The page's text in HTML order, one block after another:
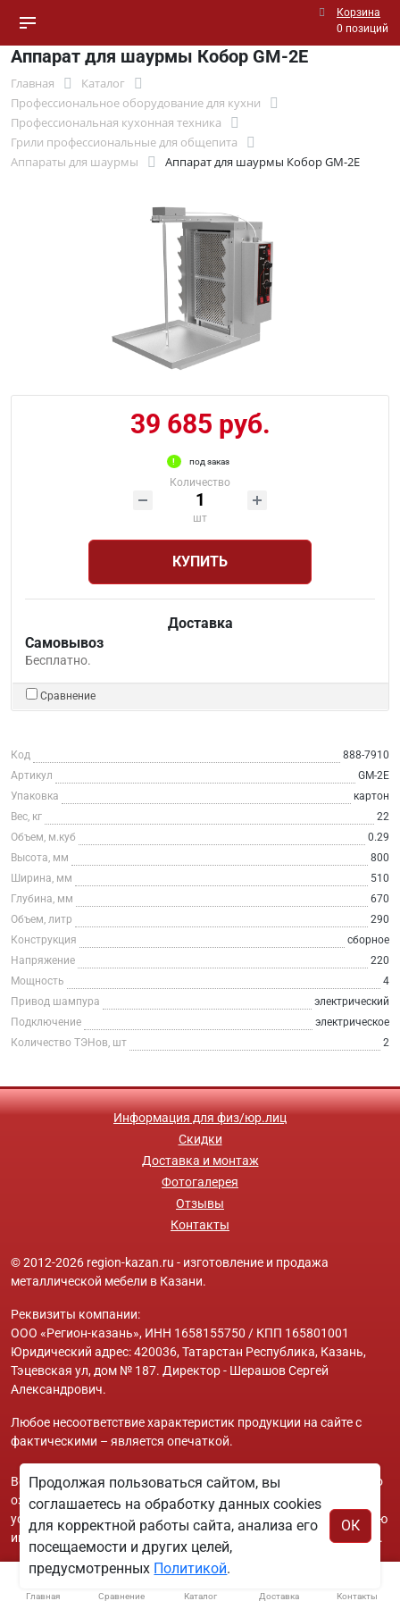
Корзина
0 позиций
Аппарат для шаурмы Кобор GM-2Е
Главная
Каталог
Профессиональное оборудование для кухни
Профессиональная кухонная техника
Грили профессиональные для общепита
Аппараты для шаурмы
Аппарат для шаурмы Кобор GM-2Е
39 685 руб.
под заказ
Количество
шт
КУПИТЬ
Доставка
Самовывоз
Бесплатно.
Сравнение
Код
888-7910
Артикул
GM-2Е
Упаковка
картон
Вес, кг
22
Объем, м.куб
0.29
Высота, мм
800
Ширина, мм
510
Глубина, мм
670
Объем, литр
290
Конструкция
сборное
Напряжение
220
Мощность
4
Привод шампура
электрический
Подключение
электрическое
Количество ТЭНов, шт
2
Информация для физ/юр.лиц
Скидки
Доставка и монтаж
Фотогалерея
Отзывы
Контакты
© 2012-2026 region-kazan.ru - изготовление и продажа
металлической мебели в Казани.
Реквизиты компании:
ООО «Регион-казань», ИНН 1658155750 / КПП 165801001
Юридический адрес: 420036, Татарстан Республика, Казань,
Тэцевская ул, дом № 187. Директор - Шерашов Сергей
Александрович.
Любое несоответствие характеристик продукции на сайте с
фактическими – является опечаткой.
Вся информация на сайте region-kazan.ru носит исключительно
ознакомительный и справочный характер и ни при каких
условиях не является публичной офертой. Всю дополнительную
информацию можно узнать по телефонам указанным на сайте.
Главная Сравнение Каталог Доставка Контакты
Продолжая пользоваться сайтом, вы
соглашаетесь на обработку данных cookies
для корректной работы сайта, анализа его
посещаемости и других целей,
предусмотренных Политикой.
ОК